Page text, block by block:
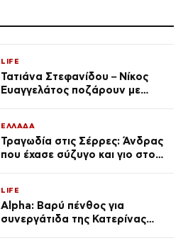
LIFE
Τατιάνα Στεφανίδου – Νίκος
Ευαγγελάτος ποζάρουν με
ΕΛΛΑΔΑ
Τραγωδία στις Σέρρες: Άνδρας
που έχασε σύζυγο και γιο στο
LIFE
Alpha: Βαρύ πένθος για
συνεργάτιδα της Κατερίνας